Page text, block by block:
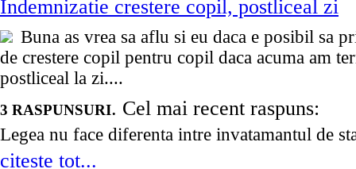
Indemnizatie crestere copil, postliceal zi
Buna as vrea sa aflu si eu daca e posibil sa
de crestere copil pentru copil daca acuma am
postliceal la zi....
3 RASPUNSURI. Cel mai recent raspuns:
Legea nu face diferenta intre invatamantul de
citeste tot...